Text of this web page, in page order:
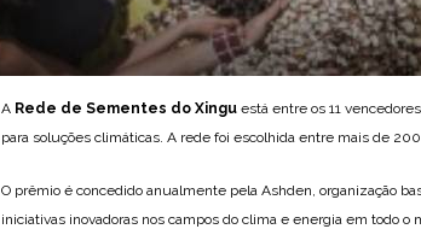
A Rede de Sementes do Xingu está entre os 11
para soluções climáticas. A rede foi escolhida entre mais de
O prêmio é concedido anualmente pela Ashden, organização
iniciativas inovadoras nos campos do clima e energia em todo